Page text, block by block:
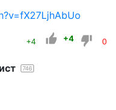
+4 +4 0
746